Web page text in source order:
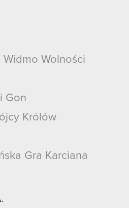
Wolności
Gon
Królów
Gra Karciana